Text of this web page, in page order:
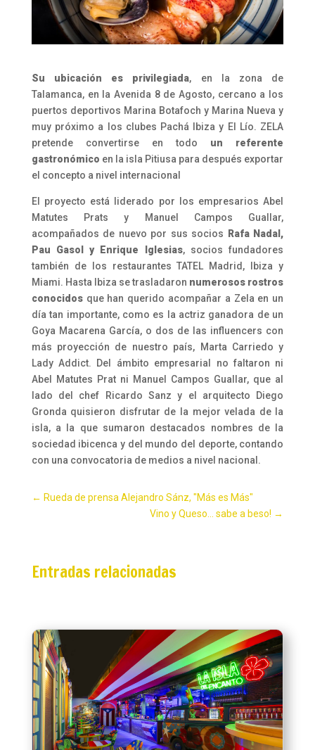
Su ubicación es privilegiada, en la zona de
Talamanca, en la Avenida 8 de Agosto, cercano a los
puertos deportivos Marina Botafoch y Marina Nueva y
muy próximo a los clubes Pachá Ibiza y El Lío. ZELA
pretende convertirse en todo un referente
gastronómico en la isla Pitiusa para después exportar
el concepto a nivel internacional
El proyecto está liderado por los empresarios Abel
Matutes Prats y Manuel Campos Guallar,
acompañados de nuevo por sus socios
Rafa Nadal,
Pau Gasol y Enrique Iglesias, socios fundadores
también de los restaurantes TATEL Madrid, Ibiza y
Miami. Hasta Ibiza se trasladaron numerosos rostros
conocidosque han querido acompañar a Zela en un
día tan importante, como es la actriz ganadora de un
Goya Macarena García, o dos de las influencers con
más proyección de nuestro país, Marta Carriedo y
Lady Addict. Del ámbito empresarial no faltaron ni
Abel Matutes Prat ni Manuel Campos Guallar, que al
lado del chef Ricardo Sanz y el arquitecto Diego
Gronda quisieron disfrutar de la mejor velada de la
isla, a la que sumaron destacados nombres de la
sociedad ibicenca y del mundo del deporte, contando
con una convocatoria de medios a nivel nacional.
← Rueda de prensa Alejandro Sánz, "Más es Más"
Vino y Queso... sabe a beso! →
Entradas relacionadas